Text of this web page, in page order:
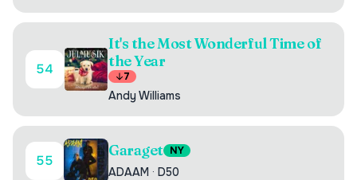
54
It's the Most Wonderful Time of
the Year
7
Andy Williams
55
Garaget NY
ADAAM · D50